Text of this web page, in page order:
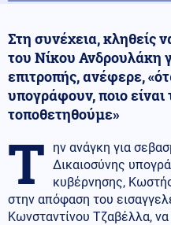
Στη συνέχεια, κληθείς
του Νίκου Ανδρουλάκη
επιτροπής, ανέφερε,
υπογράφουν, ποιο είναι
τοποθετηθούμε»
Τ
ην ανάγκη για
Δικαιοσύνης
κυβέρνησης,
στην απόφαση του
Κωνσταντίνου Τζαβέλλα,